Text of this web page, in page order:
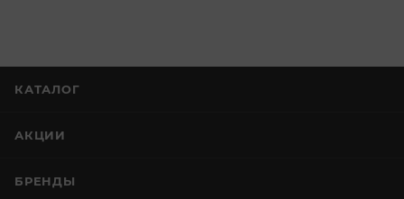
КАТАЛОГ
АКЦИИ
БРЕНДЫ